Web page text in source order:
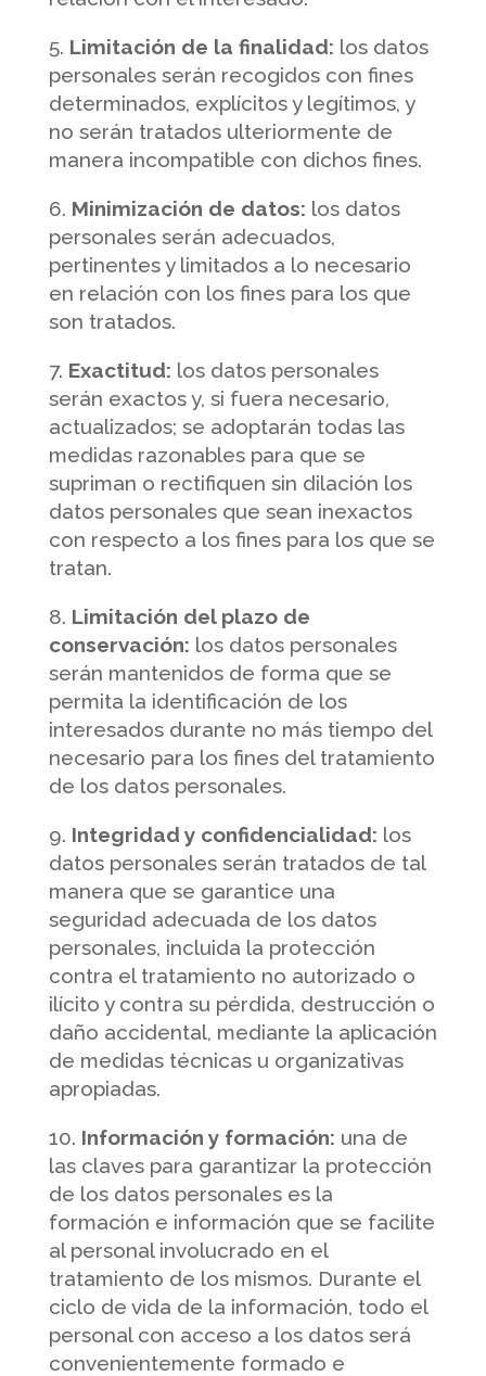
Limitación de la finalidad: los datos
personales serán recogidos con fines
determinados, explícitos y legítimos, y
no serán tratados ulteriormente de
manera incompatible con dichos fines.
Minimización de datos: los datos
personales serán adecuados,
pertinentes y limitados a lo necesario
en relación con los fines para los que
son tratados.
Exactitud: los datos personales
serán exactos y, si fuera necesario,
actualizados; se adoptarán todas las
medidas razonables para que se
supriman o rectifiquen sin dilación los
datos personales que sean inexactos
con respecto a los fines para los que se
tratan.
Limitación del plazo de
conservación: los datos personales
serán mantenidos de forma que se
permita la identificación de los
interesados durante no más tiempo del
necesario para los fines del tratamiento
de los datos personales.
Integridad y confidencialidad: los
datos personales serán tratados de tal
manera que se garantice una
seguridad adecuada de los datos
personales, incluida la protección
contra el tratamiento no autorizado o
ilícito y contra su pérdida, destrucción o
daño accidental, mediante la aplicación
de medidas técnicas u organizativas
apropiadas.
Información y formación: una de
las claves para garantizar la protección
de los datos personales es la
formación e información que se facilite
al personal involucrado en el
tratamiento de los mismos. Durante el
ciclo de vida de la información, todo el
personal con acceso a los datos será
convenientemente formado e